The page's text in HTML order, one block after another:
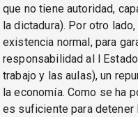
que no tiene autoridad,
la dictadura). Por otro
existencia normal, para
responsabilidad al l
trabajo y las aulas), un
la economía. Como se ha
es suficiente para detener